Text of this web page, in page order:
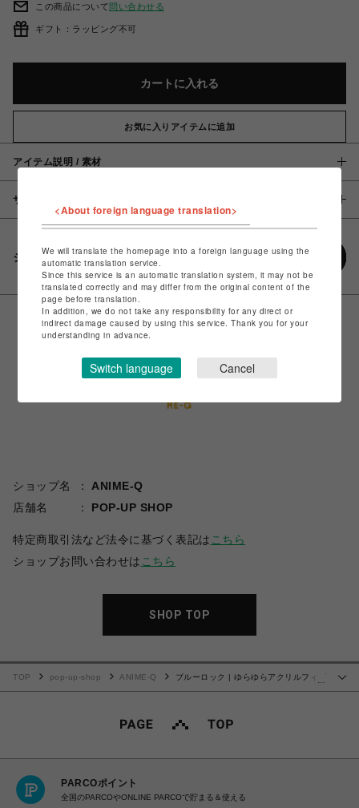
この商品について問い合わせる
ギフト：ラッピング不可
カートに入れる
お気に入りアイテムに追加
アイテム説明 / 素材
サイズ
シェアする
ショップ名
ANIME-Q
店舗名
POP-UP SHOP
特定商取引法など法令に基づく表記は こちら
ショップお問い合わせは こちら
SHOP TOP
TOP pop-up-shop ANIME-Q
ブルーロック | ゆらゆらアクリルフィギ
PARCOポイント
全国のPARCOやONLINE PARCOで貯まる＆使える
<About foreign language translation>
We will translate the homepage into a foreign language using the
automatic translation service.
Since this service is an automatic translation system, it may not be
translated correctly and may differ from the original content of the
page before translation.
In addition, we do not take any responsibility for any direct or
indirect damage caused by using this service. Thank you for your
understanding in advance.
Switch language Cancel